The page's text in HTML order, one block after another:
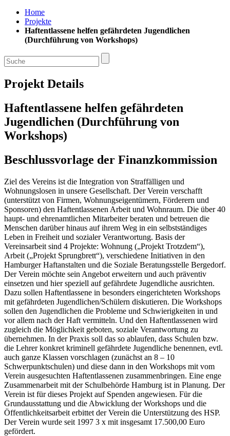
Home
Projekte
Haftentlassene helfen gefährdeten Jugendlichen
(Durchführung von Workshops)
Projekt Details
Haftentlassene helfen gefährdeten
Jugendlichen (Durchführung von
Workshops)
Beschlussvorlage der Finanzkommission
Ziel des Vereins ist die Integration von Straffälligen und
Wohnungslosen in unsere Gesellschaft. Der Verein verschafft
(unterstützt von Firmen, Wohnungseigentümern, Förderern und
Sponsoren) den Haftentlassenen Arbeit und Wohnraum. Die über 40
haupt- und ehrenamtlichen Mitarbeiter beraten und betreuen die
Menschen darüber hinaus auf ihrem Weg in ein selbstständiges
Leben in Freiheit und sozialer Verantwortung. Basis der
Vereinsarbeit sind 4 Projekte: Wohnung („Projekt Trotzdem“),
Arbeit („Projekt Sprungbrett“), verschiedene Initiativen in den
Hamburger Haftanstalten und die Soziale Beratungsstelle Bergedorf.
Der Verein möchte sein Angebot erweitern und auch präventiv
einsetzen und hier speziell auf gefährdete Jugendliche ausrichten.
Dazu sollen Haftentlassene in besonders eingerichteten Workshops
mit gefährdeten Jugendlichen/Schülern diskutieren. Die Workshops
sollen den Jugendlichen die Probleme und Schwierigkeiten in und
vor allem nach der Haft vermitteln. Und den Haftentlassenen wird
zugleich die Möglichkeit geboten, soziale Verantwortung zu
übernehmen. In der Praxis soll das so ablaufen, dass Schulen bzw.
die Lehrer konkret kriminell gefährdete Jugendliche benennen, evtl.
auch ganze Klassen vorschlagen (zunächst an 8 – 10
Schwerpunktschulen) und diese dann in den Workshops mit vom
Verein ausgesuchten Haftentlassenen zusammenbringen. Eine enge
Zusammenarbeit mit der Schulbehörde Hamburg ist in Planung. Der
Verein ist für dieses Projekt auf Spenden angewiesen. Für die
Grundausstattung und die Abwicklung der Workshops und die
Öffentlichkeitsarbeit erbittet der Verein die Unterstützung des HSP.
Der Verein wurde seit 1997 3 x mit insgesamt 17.500,00 Euro
gefördert.